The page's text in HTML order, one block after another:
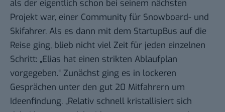
als der eigentlich schon bei seinem nächsten
Projekt war, einer Community für Snowboard- und
Skifahrer. Als es dann mit dem StartupBus auf die
Reise ging, blieb nicht viel Zeit für jeden einzelnen
Schritt: „Elias hat einen strikten Ablaufplan
vorgegeben.“ Zunächst ging es in lockeren
Gesprächen unter den gut 20 Mitfahrern um
Ideenfindung. „Relativ schnell kristallisiert sich